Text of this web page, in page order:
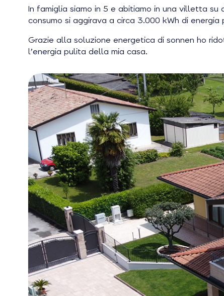
In famiglia siamo in 5 e abitiamo in una villetta
consumo si aggirava a circa 3.000 kWh di
Grazie alla soluzione energetica di sonnen ho
l’energia pulita della mia casa.